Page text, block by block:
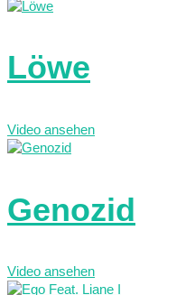
Löwe
Video ansehen
Genozid
Video ansehen